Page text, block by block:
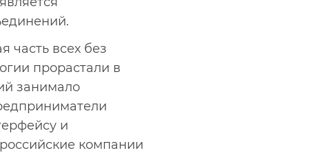
часть всех без
прорастали в
занимало
и
компании